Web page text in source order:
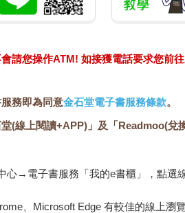
請您操作ATM! 如接獲電話要求您前
務即為同意金石堂電子書服務條款。
(線上閱讀+APP)」及「Readmoo(兌
心→電子書服務「我的e書櫃」，點選
、Microsoft Edge 有較佳的線上瀏